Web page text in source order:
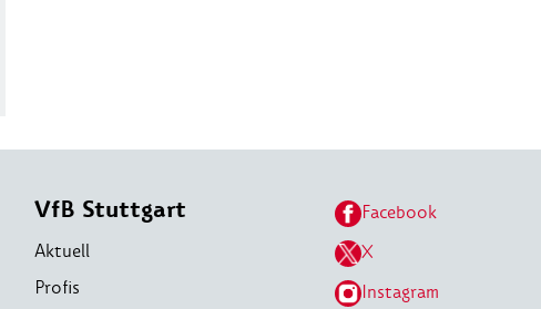
VfB Stuttgart
Aktuell
Profis
Facebook
X
Instagram